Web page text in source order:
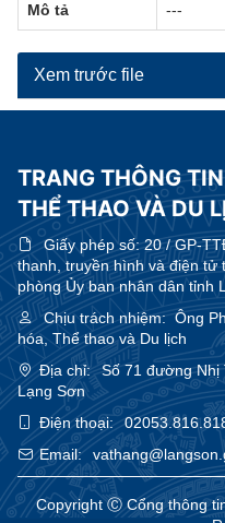
Mô tả ---
Xem trước file
TRANG THÔNG
THỂ THAO VÀ DU
Giấy phép số:20 / GP-
thanh, truyền hình và điện
phòng Ủy ban nhân dân tỉnh
Chịu trách nhiệm:Ông
hóa, Thể thao và Du lịch
Địa chỉ:
Số 71 đường Nhị
Lạng Sơn
Điện thoại:
Email:
Copyright Ⓒ Cổng thông